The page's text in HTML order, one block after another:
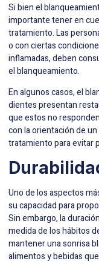
Si bien el
importante tener en
tratamiento. Las
o con ciertas
inflamadas, deben
el blanqueamiento.
En algunos casos, el
dientes presentan
que estos no
con la orientación de
tratamiento para evitar
Uno de los aspectos
su capacidad para
Sin embargo, la
medida de los hábitos
mantener una sonrisa
alimentos y bebidas